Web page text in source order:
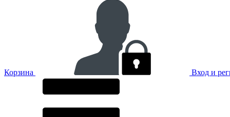
Корзина Вход и